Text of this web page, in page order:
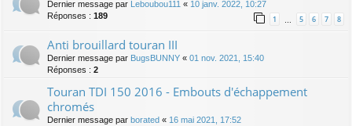
Dernier message par Leboubou111 « 10 janv. 2022, 10:27
Réponses : 189 1 … 5 6 7 8
Anti brouillard touran III
Dernier message par BugsBUNNY « 01 nov. 2021, 15:40
Réponses : 2
Touran TDI 150 2016 - Embouts d'échappement
chromés
Dernier message par borated « 16 mai 2021, 17:52